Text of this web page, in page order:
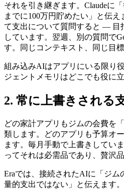
それを引き継ぎます。Claudeに
までに100万円貯めたい」と伝え
て支出について質問すると — 目
しています。翌週、別の質問で
す。同じコンテキスト、同じ目標
組み込みAIはアプリにいる限り
ジェントメモリはどこでも役に立
2. 常に上書きされる
どの家計アプリもジムの会費を
類します。どのアプリも予算オ
ます。毎月手動で上書きしてい
ってそれは必需品であり、贅沢
Eraでは、接続されたAIに「ジム
量的支出ではない」と伝えます